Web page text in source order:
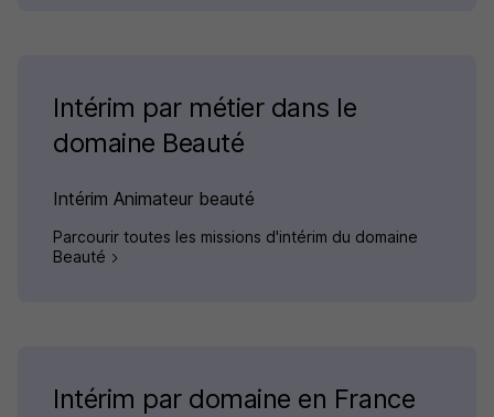
Intérim par métier dans le
domaine Beauté
Intérim Animateur beauté
Parcourir toutes les missions d'intérim du domaine
Beauté
Intérim par domaine en France